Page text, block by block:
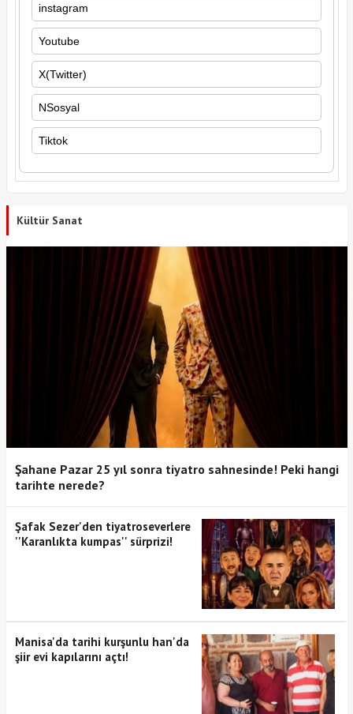
instagram
Youtube
X(Twitter)
NSosyal
Tiktok
Kültür Sanat
Şahane Pazar 25 yıl sonra tiyatro sahnesinde! Peki hangi
tarihte nerede?
Şafak Sezer'den tiyatroseverlere
''Karanlıkta kumpas'' sürprizi!
Manisa'da tarihi kurşunlu han'da
şiir evi kapılarını açtı!